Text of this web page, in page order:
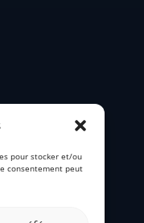
pour stocker et/ou
consentement peut